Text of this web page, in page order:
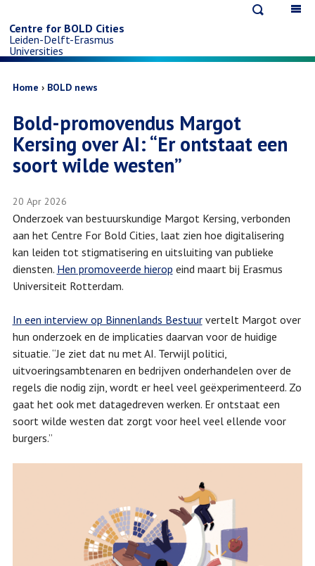
to
main
content
Centre for BOLD Cities
Leiden-Delft-Erasmus
Universities
Breadcrumb
Home BOLD news
Bold-promovendus Margot
Kersing over AI: “Er ontstaat een
soort wilde westen”
20 Apr 2026
Onderzoek van bestuurskundige Margot Kersing, verbonden
aan het Centre For Bold Cities, laat zien hoe digitalisering
kan leiden tot stigmatisering en uitsluiting van publieke
diensten. Hen promoveerde hierop eind maart bij Erasmus
Universiteit Rotterdam.
In een interview op Binnenlands Bestuurvertelt Margot over
hun onderzoek en de implicaties daarvan voor de huidige
situatie. “Je ziet dat nu met AI. Terwijl politici,
uitvoeringsambtenaren en bedrijven onderhandelen over de
regels die nodig zijn, wordt er heel veel geëxperimenteerd. Zo
gaat het ook met datagedreven werken. Er ontstaat een
soort wilde westen dat zorgt voor heel veel ellende voor
burgers.”